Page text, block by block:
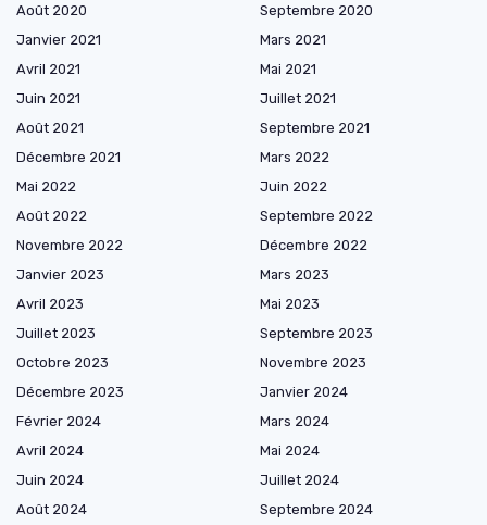
Août 2020
Septembre 2020
Janvier 2021
Mars 2021
Avril 2021
Mai 2021
Juin 2021
Juillet 2021
Août 2021
Septembre 2021
Décembre 2021
Mars 2022
Mai 2022
Juin 2022
Août 2022
Septembre 2022
Novembre 2022
Décembre 2022
Janvier 2023
Mars 2023
Avril 2023
Mai 2023
Juillet 2023
Septembre 2023
Octobre 2023
Novembre 2023
Décembre 2023
Janvier 2024
Février 2024
Mars 2024
Avril 2024
Mai 2024
Juin 2024
Juillet 2024
Août 2024
Septembre 2024